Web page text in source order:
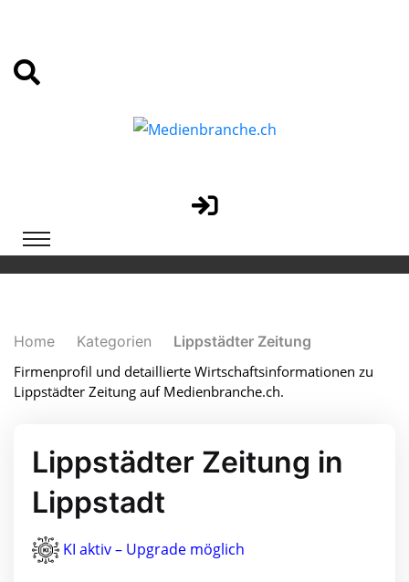
Home Kategorien
Lippstädter Zeitung
Firmenprofil und detaillierte Wirtschaftsinformationen zu
Lippstädter Zeitung auf Medienbranche.ch.
Lippstädter Zeitung in
Lippstadt
KI aktiv – Upgrade möglich